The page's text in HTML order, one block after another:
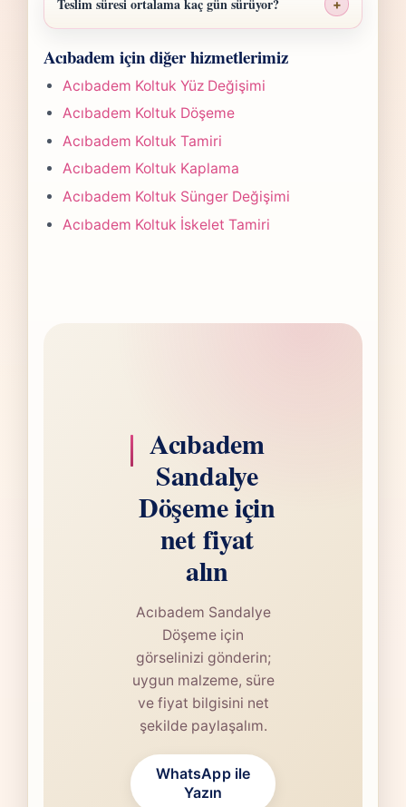
planına göre belirlenir. Fotoğraf
gönderdiğinizde hızlıca anlaşılır bir aralık
Teslim süresi ortalama kaç gün sürüyor? +
yapılan işlemin kapsamına göre değişir.
Çoğu projede 5-7 iş günü hedefiyle çalışır,
olası değişikliği önceden bildiririz.
Acıbadem için diğer hizmetlerimiz
Acıbadem Koltuk Yüz Değişimi
Acıbadem Koltuk Döşeme
Acıbadem Koltuk Tamiri
Acıbadem Koltuk Kaplama
Acıbadem Koltuk Sünger Değişimi
Acıbadem Koltuk İskelet Tamiri
Acıbadem
Sandalye
Döşeme için
net fiyat
alın
Acıbadem Sandalye
Döşeme için
görselinizi gönderin;
uygun malzeme, süre
ve fiyat bilgisini net
şekilde paylaşalım.
WhatsApp ile
Yazın